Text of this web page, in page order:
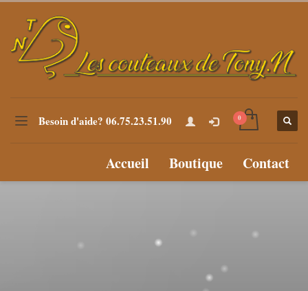
Besoin d'aide? 06.75.23.51.90
Accueil Boutique Contact